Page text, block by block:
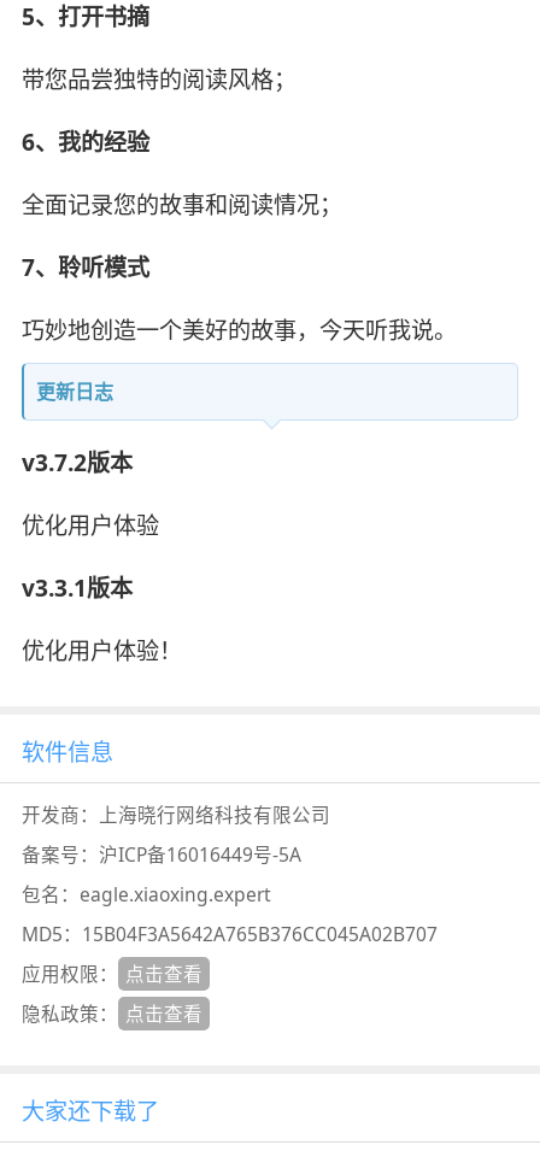
5、打开书摘
带您品尝独特的阅读风格；
6、我的经验
全面记录您的故事和阅读情况；
7、聆听模式
巧妙地创造一个美好的故事，今天听我说。
更新日志
v3.7.2版本
优化用户体验
v3.3.1版本
优化用户体验！
软件信息
开发商： 上海晓行网络科技有限公司
备案号： 沪ICP备16016449号-5A
包名： eagle.xiaoxing.expert
MD5： 15B04F3A5642A765B376CC045A02B707
应用权限：
点击查看
隐私政策：
点击查看
大家还下载了